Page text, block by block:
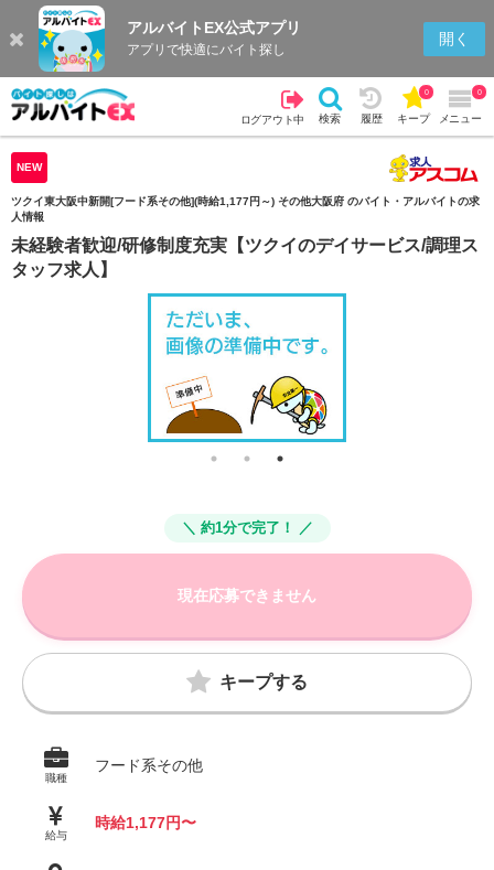
アルバイトEX公式アプリ
アプリで快適にバイト探し
開く
ログアウト中 検索 履歴 キープ
0
メニュー
0
検索 履歴
NEW
ツクイ東大阪中新開[フード系その他](時給1,177円～) その他大阪府 のバイト・アルバイトの求
人情報
未経験者歓迎/研修制度充実【ツクイのデイサービス/調理ス
タッフ求人】
＼ 約1分で完了！ ／
現在応募できません
キープする
職種
フード系その他
給与
時給1,177円〜